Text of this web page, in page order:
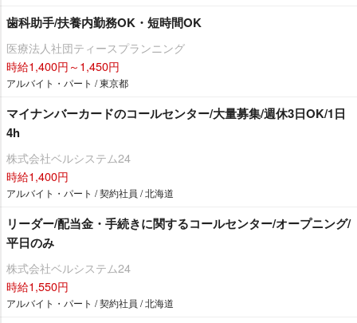
歯科助手/扶養内勤務OK・短時間OK
医療法人社団ティースプランニング
時給1,400円～1,450円
アルバイト・パート / 東京都
マイナンバーカードのコールセンター/大量募集/週休3日OK/1日
4h
株式会社ベルシステム24
時給1,400円
アルバイト・パート / 契約社員 / 北海道
リーダー/配当金・手続きに関するコールセンター/オープニング/
平日のみ
株式会社ベルシステム24
時給1,550円
アルバイト・パート / 契約社員 / 北海道